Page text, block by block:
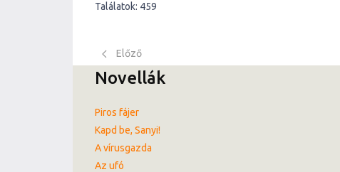
Találatok: 459
Előző cikk: A vírusgazda
Előző
Novellák
Piros fájer
Kapd be, Sanyi!
A vírusgazda
Az ufó